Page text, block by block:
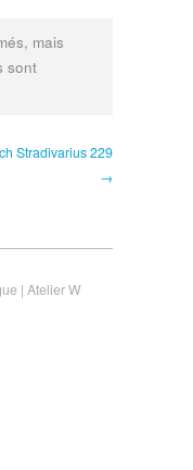
mais
sont
Stradivarius 229
→
| Atelier W